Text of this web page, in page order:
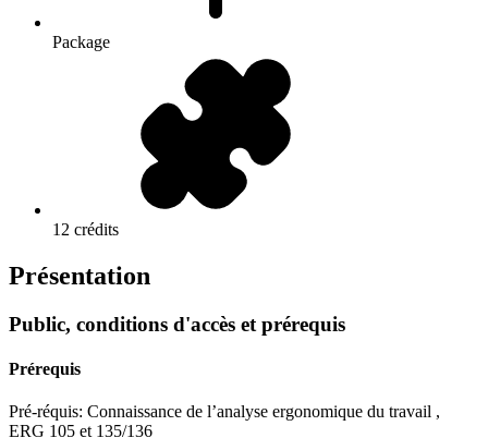
Package
12 crédits
Présentation
Public, conditions d'accès et prérequis
Prérequis
Pré-réquis: Connaissance de l’analyse ergonomique du travail ,
ERG 105 et 135/136